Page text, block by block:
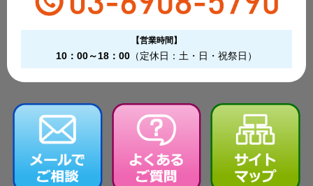
【営業時間】
10：00～18：00 （定休日：土・日・祝祭日）